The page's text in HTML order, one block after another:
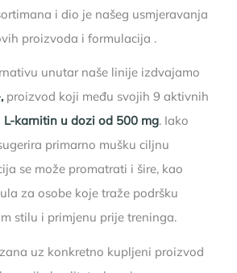
i dio je našeg usmjeravanja
proizvoda i formulacija .
unutar naše linije izdvajamo
, proizvod koji među svojih 9 aktivnih
L-karnitin u dozi od 500 mg. Iako
primarno mušku ciljnu
se može promatrati i šire, kao
za osobe koje traže podršku
stilu i primjenu prije treninga.
uz konkretno kupljeni proizvod